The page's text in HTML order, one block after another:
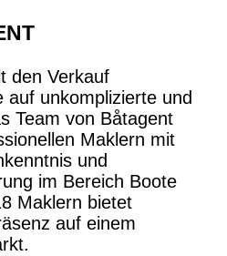
den Verkauf
auf unkomplizierte und
Team von Båtagent
Maklern mit
und
im Bereich Boote
Maklern bietet
auf einem